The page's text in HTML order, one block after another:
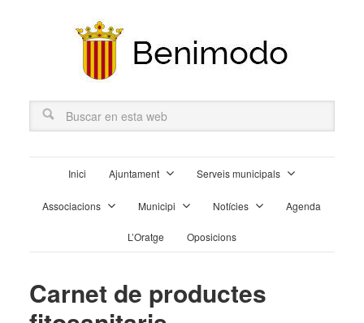
Inici Ajuntament Serveis municipals
Associacions Municipi Notícies Agenda
L’Oratge Oposicions
Carnet de productes